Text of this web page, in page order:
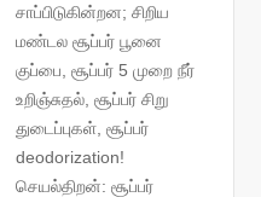
சாப்பிடுகின்றன; சிறிய
மண்டல சூப்பர் பூனை
குப்பை, சூப்பர் 5 முறை நீர்
உறிஞ்சுதல், சூப்பர் சிறு
துடைப்புகள், சூப்பர்
deodorization!
செயல்திறன்: சூப்பர்